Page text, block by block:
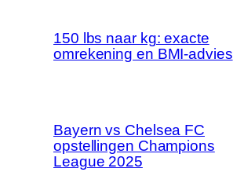
150 lbs naar kg: exacte
omrekening en BMI-advies
Bayern vs Chelsea FC
opstellingen Champions
League 2025